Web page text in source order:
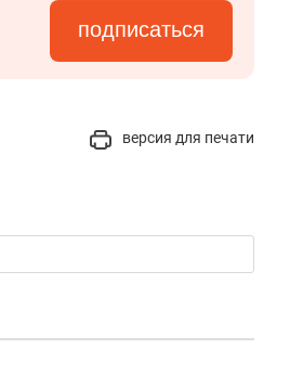
подписаться
версия для печати